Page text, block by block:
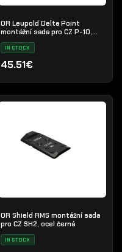
OR Leupold Delta Point
montážní sada pro CZ P-10,
ocel černá
IN STOCK
45.51€
OR Shield RMS montážní sada
pro CZ SH2, ocel černá
IN STOCK